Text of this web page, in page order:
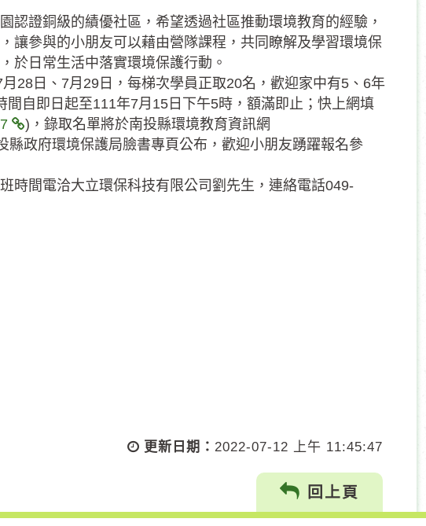
認證銅級的績優社區，希望透過社區推動環境教育的經驗，
讓參與的小朋友可以藉由營隊課程，共同瞭解及學習環境保
於日常生活中落實環境保護行動。
28日、7月29日，每梯次學員正取20名，歡迎家中有5、6年
自即日起至111年7月15日下午5時，額滿即止；快上網填
)，錄取名單將於南投縣環境教育資訊網
縣政府環境保護局臉書專頁公布，歡迎小朋友踴躍報名參
時間電洽大立環保科技有限公司劉先生，連絡電話049-
更新日期： 2022-07-12 上午 11:45:47
回上頁